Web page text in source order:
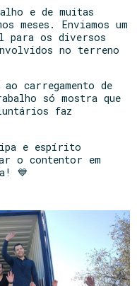
e de muitas
meses. Enviamos um
para os diversos
no terreno
carregamento de
só mostra que
faz
e espírito
o contentor em
💙